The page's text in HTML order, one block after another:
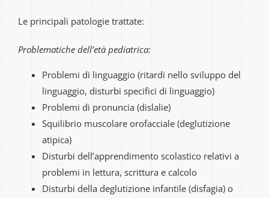
Le principali patologie trattate:
Problematiche dell’età pediatrica:
Problemi di linguaggio (ritardi nello sviluppo del
linguaggio, disturbi specifici di linguaggio)
Problemi di pronuncia (dislalie)
Squilibrio muscolare orofacciale (deglutizione
atipica)
Disturbi dell’apprendimento scolastico relativi a
problemi in lettura, scrittura e calcolo
Disturbi della deglutizione infantile (disfagia) o